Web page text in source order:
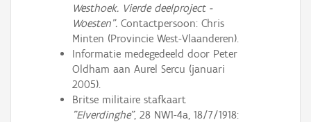
Westhoek. Vierde deelproject -
Woesten".Contactpersoon: Chris
Minten (Provincie West-Vlaanderen).
Informatie medegedeeld door Peter
Oldham aan Aurel Sercu (januari
2005).
Britse militaire stafkaart
"Elverdinghe", 28 NW1-4a, 18/7/1918: